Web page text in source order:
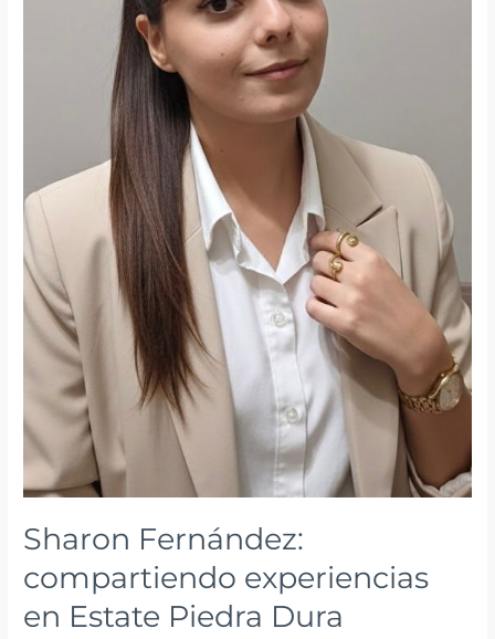
Sharon Fernández:
compartiendo experiencias
en Estate Piedra Dura